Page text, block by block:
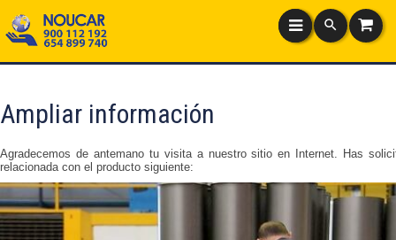
Ampliar información
Agradecemos de antemano tu visita a nuestro sitio en Internet. Has
relacionada con el producto siguiente: